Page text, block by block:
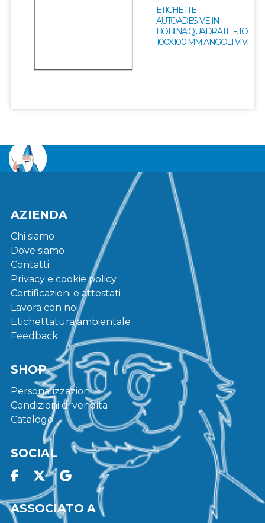
ETICHETTE
AUTOADESIVE IN
BOBINA QUADRATE F.TO
100X100 MM ANGOLI VIVI
AZIENDA
Chi siamo
Dove siamo
Contatti
Privacy e cookie policy
Certificazioni e attestati
Lavora con noi
Etichettatura ambientale
Feedback
SHOP
Personalizzazioni
Condizioni di vendita
Catalogo
SOCIAL
ASSOCIATO A